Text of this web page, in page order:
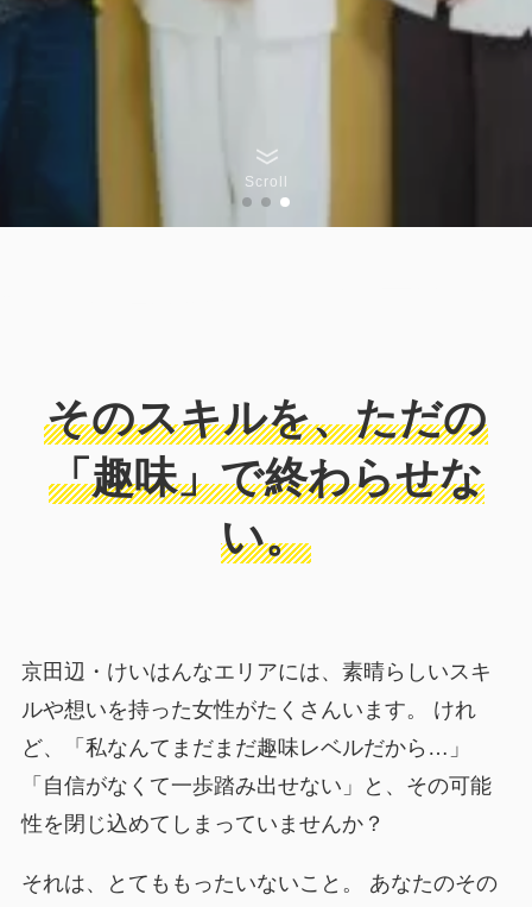
Scroll
そのスキルを、ただの
「趣味」で終わらせな
い。
京田辺・けいはんなエリアには、素晴らしいスキ
ルや想いを持った女性がたくさんいます。 けれ
ど、「私なんてまだまだ趣味レベルだから…」
「自信がなくて一歩踏み出せない」と、その可能
性を閉じ込めてしまっていませんか？
それは、とてももったいないこと。 あなたのその